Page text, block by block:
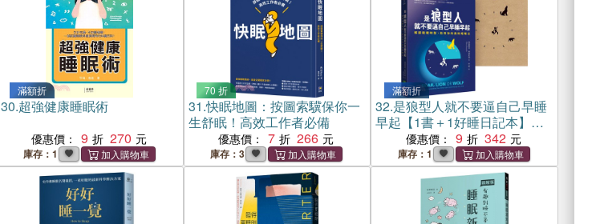
滿額折
30.超強健康睡眠術
優惠價： 9 270
庫存：1
70 折
31.快眠地圖：按圖索驥保你一
生舒眠！高效工作者必備
優惠價： 7 266
庫存：3
滿額折
32.是狼型人就不要逼自己早睡
早起【1書＋1好睡日記本】：
解讀睡眠時型，找到你的高效
睡眠法
優惠價： 9 342
庫存：1